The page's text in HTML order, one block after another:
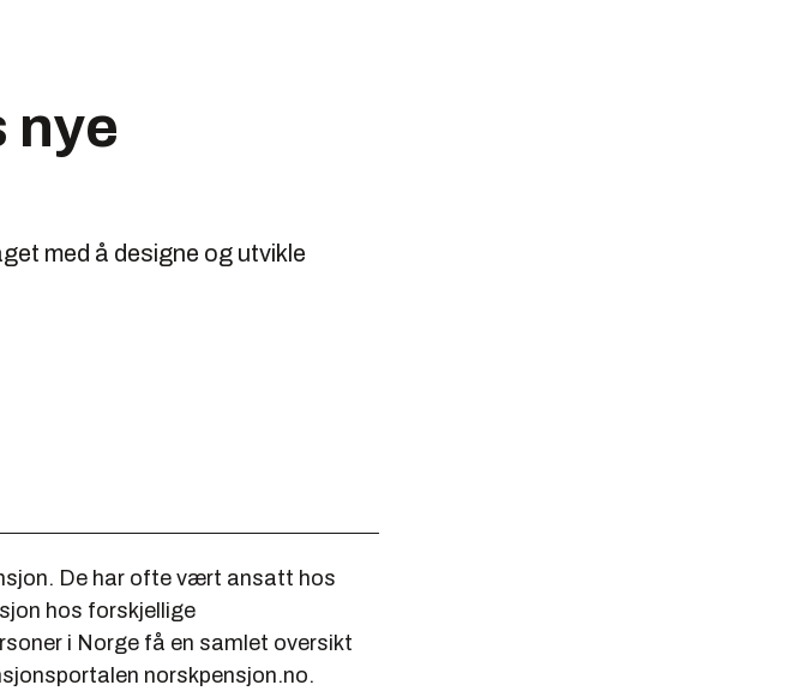
nye
med å designe og utvikle
De har ofte vært ansatt hos
hos forskjellige
i Norge få en samlet oversikt
norskpensjon.no.